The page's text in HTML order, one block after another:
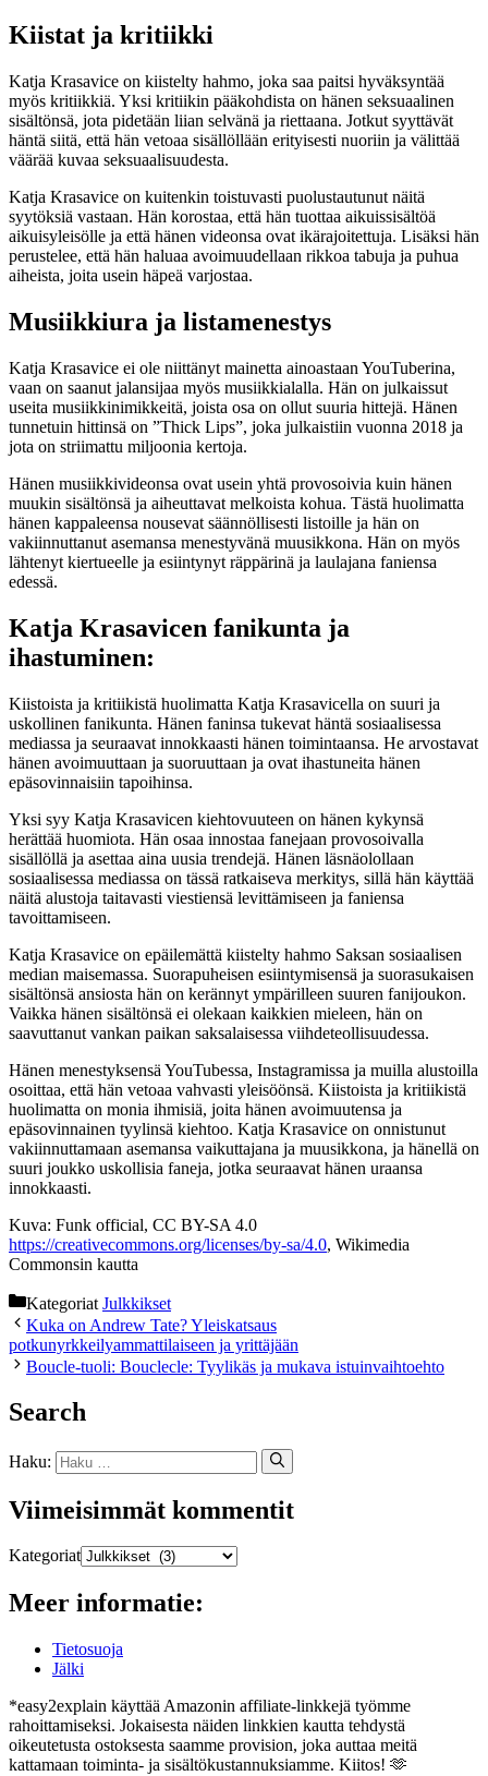
Kiistat ja kritiikki
Katja Krasavice on kiistelty hahmo, joka saa paitsi hyväksyntää
myös kritiikkiä. Yksi kritiikin pääkohdista on hänen seksuaalinen
sisältönsä, jota pidetään liian selvänä ja riettaana. Jotkut syyttävät
häntä siitä, että hän vetoaa sisällöllään erityisesti nuoriin ja välittää
väärää kuvaa seksuaalisuudesta.
Katja Krasavice on kuitenkin toistuvasti puolustautunut näitä
syytöksiä vastaan. Hän korostaa, että hän tuottaa aikuissisältöä
aikuisyleisölle ja että hänen videonsa ovat ikärajoitettuja. Lisäksi hän
perustelee, että hän haluaa avoimuudellaan rikkoa tabuja ja puhua
aiheista, joita usein häpeä varjostaa.
Musiikkiura ja listamenestys
Katja Krasavice ei ole niittänyt mainetta ainoastaan YouTuberina,
vaan on saanut jalansijaa myös musiikkialalla. Hän on julkaissut
useita musiikkinimikkeitä, joista osa on ollut suuria hittejä. Hänen
tunnetuin hittinsä on ”Thick Lips”, joka julkaistiin vuonna 2018 ja
jota on striimattu miljoonia kertoja.
Hänen musiikkivideonsa ovat usein yhtä provosoivia kuin hänen
muukin sisältönsä ja aiheuttavat melkoista kohua. Tästä huolimatta
hänen kappaleensa nousevat säännöllisesti listoille ja hän on
vakiinnuttanut asemansa menestyvänä muusikkona. Hän on myös
lähtenyt kiertueelle ja esiintynyt räppärinä ja laulajana faniensa
edessä.
Katja Krasavicen fanikunta ja
ihastuminen:
Kiistoista ja kritiikistä huolimatta Katja Krasavicella on suuri ja
uskollinen fanikunta. Hänen faninsa tukevat häntä sosiaalisessa
mediassa ja seuraavat innokkaasti hänen toimintaansa. He arvostavat
hänen avoimuuttaan ja suoruuttaan ja ovat ihastuneita hänen
epäsovinnaisiin tapoihinsa.
Yksi syy Katja Krasavicen kiehtovuuteen on hänen kykynsä
herättää huomiota. Hän osaa innostaa fanejaan provosoivalla
sisällöllä ja asettaa aina uusia trendejä. Hänen läsnäolollaan
sosiaalisessa mediassa on tässä ratkaiseva merkitys, sillä hän käyttää
näitä alustoja taitavasti viestiensä levittämiseen ja faniensa
tavoittamiseen.
Katja Krasavice on epäilemättä kiistelty hahmo Saksan sosiaalisen
median maisemassa. Suorapuheisen esiintymisensä ja suorasukaisen
sisältönsä ansiosta hän on kerännyt ympärilleen suuren fanijoukon.
Vaikka hänen sisältönsä ei olekaan kaikkien mieleen, hän on
saavuttanut vankan paikan saksalaisessa viihdeteollisuudessa.
Hänen menestyksensä YouTubessa, Instagramissa ja muilla alustoilla
osoittaa, että hän vetoaa vahvasti yleisöönsä. Kiistoista ja kritiikistä
huolimatta on monia ihmisiä, joita hänen avoimuutensa ja
epäsovinnainen tyylinsä kiehtoo. Katja Krasavice on onnistunut
vakiinnuttamaan asemansa vaikuttajana ja muusikkona, ja hänellä on
suuri joukko uskollisia faneja, jotka seuraavat hänen uraansa
innokkaasti.
Kuva: Funk official, CC BY-SA 4.0
https://creativecommons.org/licenses/by-sa/4.0, Wikimedia
Commonsin kautta
Kategoriat Julkkikset
Kuka on Andrew Tate? Yleiskatsaus
potkunyrkkeilyammattilaiseen ja yrittäjään
Boucle-tuoli: Bouclecle: Tyylikäs ja mukava istuinvaihtoehto
Search
Haku:
Viimeisimmät kommentit
Kategoriat
Meer informatie:
Tietosuoja
Jälki
*easy2explain käyttää Amazonin affiliate-linkkejä työmme
rahoittamiseksi. Jokaisesta näiden linkkien kautta tehdystä
oikeutetusta ostoksesta saamme provision, joka auttaa meitä
kattamaan toiminta- ja sisältökustannuksiamme. Kiitos! 🫶